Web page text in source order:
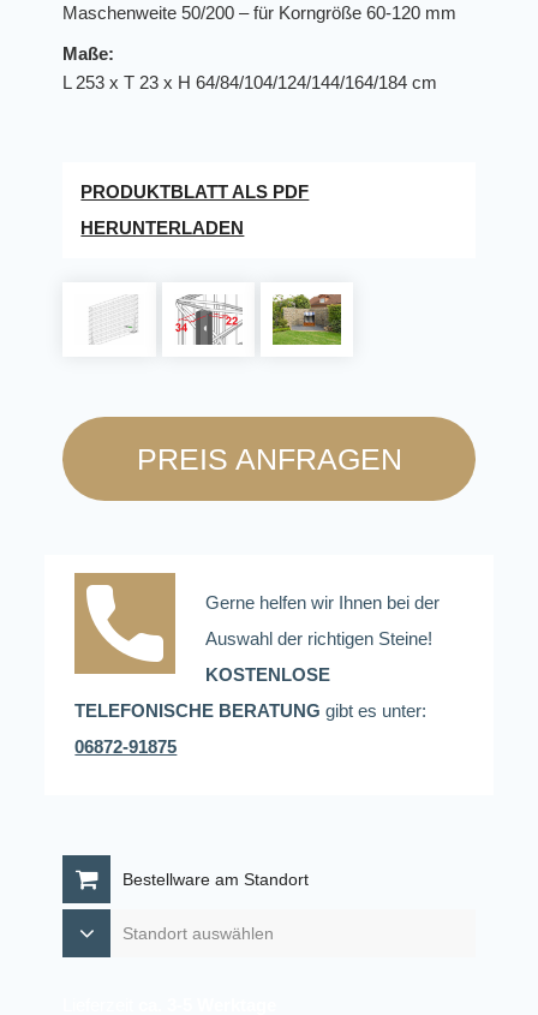
Maschenweite 50/200 – für Korngröße 60-120 mm
Maße:
L 253 x T 23 x H 64/84/104/124/144/164/184 cm
PRODUKTBLATT ALS PDF
HERUNTERLADEN
PREIS ANFRAGEN
Gerne helfen wir Ihnen bei der
Auswahl der richtigen Steine!
KOSTENLOSE
TELEFONISCHE BERATUNG gibt es unter:
06872-91875
Bestellware am Standort